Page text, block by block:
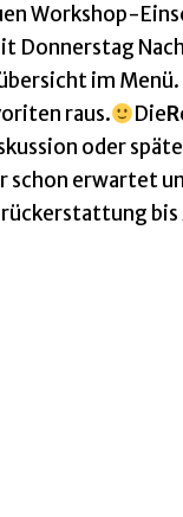
Workshop-
Donnerstag
im
raus.
Die
oder
schon erwartet
bis